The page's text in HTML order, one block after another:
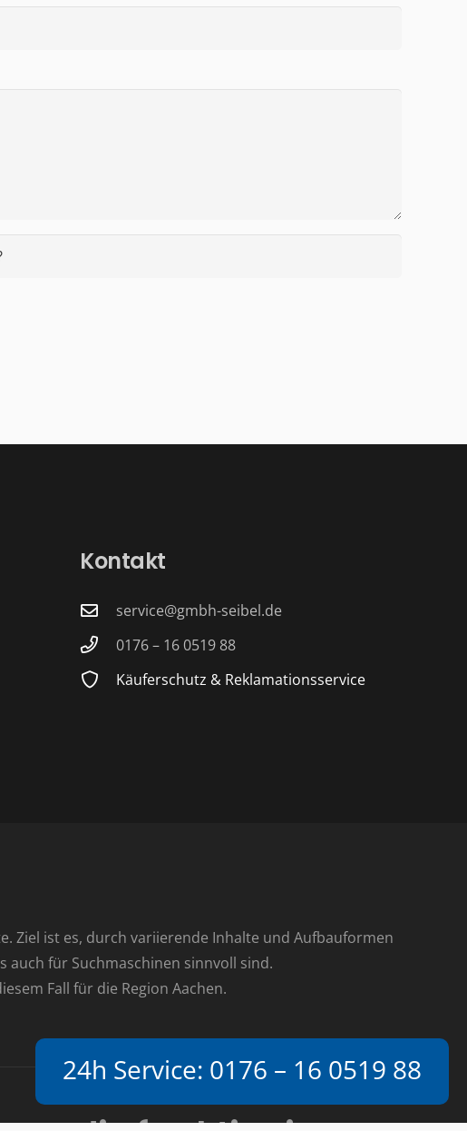
Kontakt
service@gmbh-seibel.de
0176 – 16 0519 88
Käuferschutz & Reklamationsservice
Ziel ist es, durch variierende Inhalte und Aufbauformen
auch für Suchmaschinen sinnvoll sind.
Fall für die Region Aachen.
24h Service: 0176 – 16 0519 88